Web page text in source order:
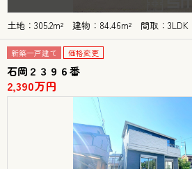
土地：305.2m² 建物：84.46m² 間取：3LDK
新築一戸建て 価格変更
石岡２３９６番
2,390万円